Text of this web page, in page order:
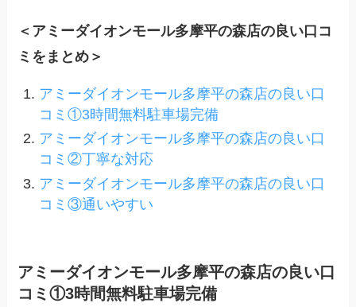
＜アミーダイオンモール多摩平の森店の良い口コ
ミをまとめ＞
アミーダイオンモール多摩平の森店の良い口
コミ①3時間無料駐車場完備
アミーダイオンモール多摩平の森店の良い口
コミ②丁寧な対応
アミーダイオンモール多摩平の森店の良い口
コミ③通いやすい
アミーダイオンモール多摩平の森店の良い口
コミ①3時間無料駐車場完備